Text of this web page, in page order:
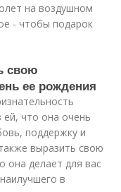
на воздушном
- чтобы подарок
свою
ее рождения
что она очень
поддержку и
выразить свою
она делает для вас
в